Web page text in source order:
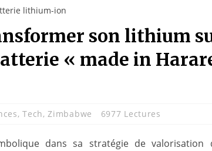
lithium-ion
son lithium
« made in
,Tech,Zimbabwe 6977 Lectures
dans sa stratégie de valorisation